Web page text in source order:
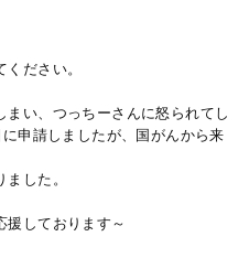
ださい。
い、つっちーさんに怒られてし
申請しましたが、国がんから来
した。
援しております～